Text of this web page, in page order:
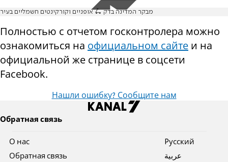
מבקר המדינה בדק 🛴 אופניים וקורקינטים חשמליים בעיר
Полностью с отчетом госконтролера можно
ознакомиться на официальном сайте и на
официальной же странице в соцсети
Facebook.
Нашли ошибку? Сообщите нам
Обратная связь
О нас
Обратная связь
Pусский
عربية